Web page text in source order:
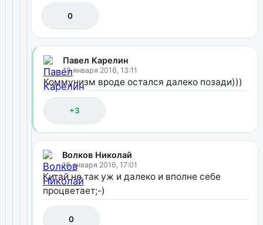
0
Павел Карелин
18 января 2016, 13:11
Коммунизм вроде остался далеко позади)))
+3
Волков Николай
18 января 2016, 17:01
Китай не так уж и далеко и вполне себе
процветает;-)
0